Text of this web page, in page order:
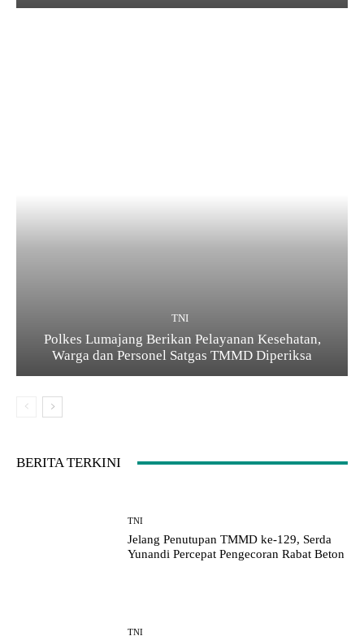
TNI
Polkes Lumajang Berikan Pelayanan Kesehatan,
Warga dan Personel Satgas TMMD Diperiksa
BERITA TERKINI
TNI
Jelang Penutupan TMMD ke-129, Serda
Yunandi Percepat Pengecoran Rabat Beton
TNI